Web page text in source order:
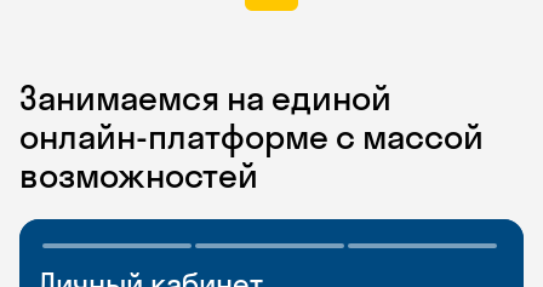
Занимаемся на единой
онлайн-платформе с массой
возможностей